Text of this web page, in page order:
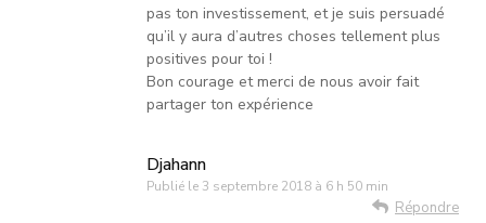
pas ton investissement, et je suis persuadé
qu’il y aura d’autres choses tellement plus
positives pour toi !
Bon courage et merci de nous avoir fait
partager ton expérience
Djahann
Publié le 3 septembre 2018 à 6 h 50 min
Répondre